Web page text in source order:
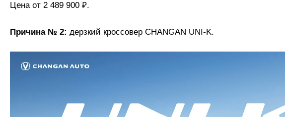
Цена от 2 489 900 ₽.
Причина № 2: дерзкий кроссовер CHANGAN UNI-K.